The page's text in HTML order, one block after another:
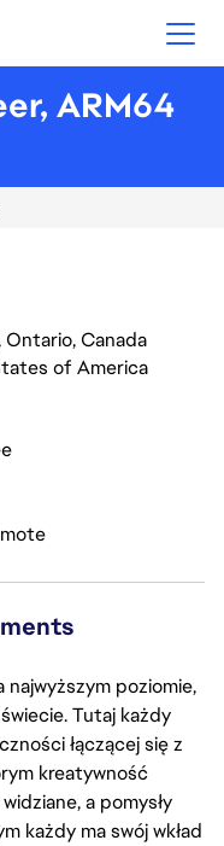
ARM64
Canada
of America
poziomie,
Tutaj każdy
łączącej się z
kreatywność
a pomysły
każdy ma swój wkład